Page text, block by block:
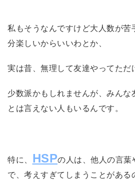
私もそうなんですけど大人数が苦
分楽しいからいいわとか、
実は昔、無理して友達やってただ
少数派かもしれませんが、みんな
とは言えない人もいるんです。
特に、 HSPの人は、他人の言葉
で、考えすぎてしまうことがある